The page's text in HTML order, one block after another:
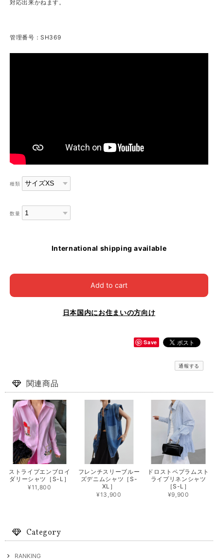
対応出来かねます。
管理番号：SH369
種類
数量
International shipping available
Add to cart
日本国内にお住まいの方向け
Save
通報する
関連商品
ストライプエンブロイ
ダリーシャツ［S-L］
¥11,800
フレンチスリーブルー
ズデニムシャツ［S-
XL］
¥13,900
ドロストペプラムスト
ライプリネンシャツ
［S-L］
¥9,900
Category
RANKING